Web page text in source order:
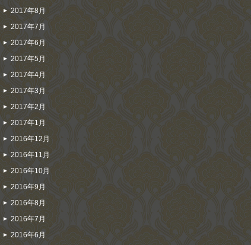
2017年8月
2017年7月
2017年6月
2017年5月
2017年4月
2017年3月
2017年2月
2017年1月
2016年12月
2016年11月
2016年10月
2016年9月
2016年8月
2016年7月
2016年6月